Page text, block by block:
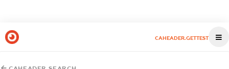
CAHEADER.GETTEST